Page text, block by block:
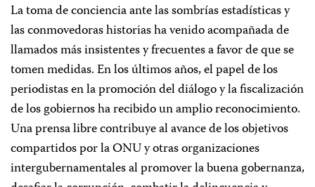
La toma de conciencia ante las sombrías estadísticas y
las conmovedoras historias ha venido acompañada de
llamados más insistentes y frecuentes a favor de que se
tomen medidas. En los últimos años, el papel de los
periodistas en la promoción del diálogo y la fiscalización
de los gobiernos ha recibido un amplio reconocimiento.
Una prensa libre contribuye al avance de los objetivos
compartidos por la ONU y otras organizaciones
intergubernamentales al promover la buena gobernanza,